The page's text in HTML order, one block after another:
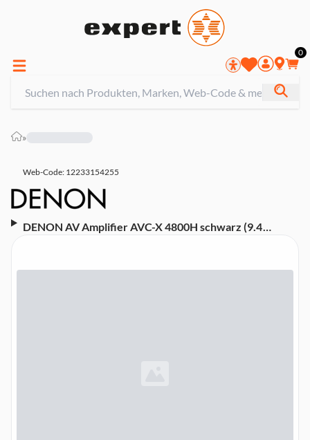
0
»
Web-Code: 12233154255
DENON AV Amplifier AVC-X 4800H schwarz (9.4